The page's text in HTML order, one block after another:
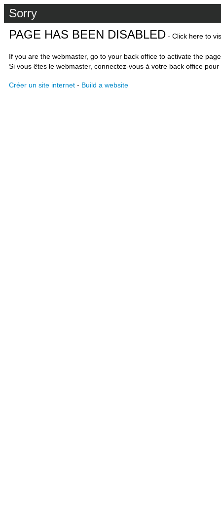
Sorry
PAGE HAS BEEN DISABLED - Click here to
If you are the webmaster, go to your back office to activate the
Si vous êtes le webmaster, connectez-vous à votre back office
Créer un site internet - Build a website